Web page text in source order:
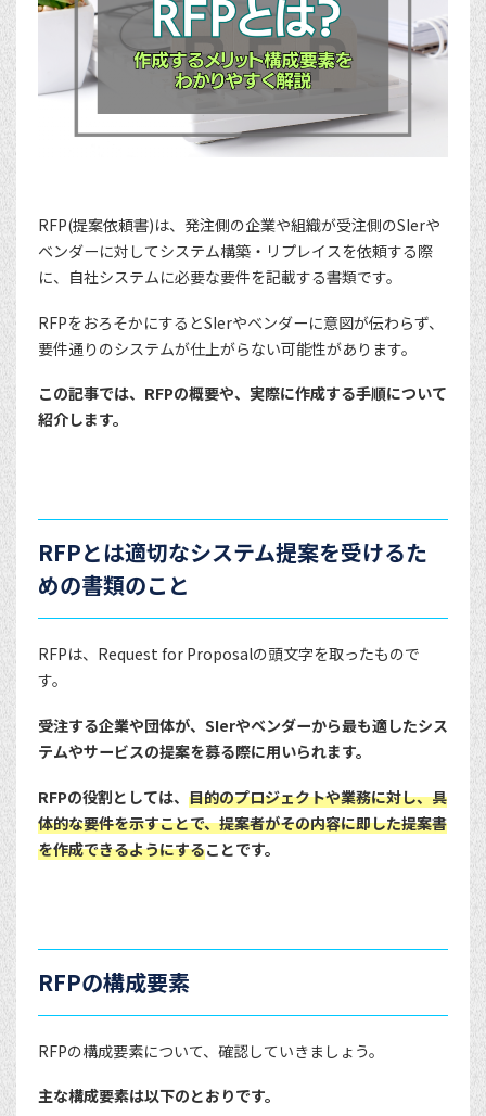
RFP(提案依頼書)は、発注側の企業や組織が受注側のSIerや
ベンダーに対してシステム構築・リプレイスを依頼する際
に、自社システムに必要な要件を記載する書類です。
RFPをおろそかにするとSIerやベンダーに意図が伝わらず、
要件通りのシステムが仕上がらない可能性があります。
この記事では、RFPの概要や、実際に作成する手順について
紹介します。
RFPとは適切なシステム提案を受けるた
めの書類のこと
RFPは、Request for Proposalの頭文字を取ったもので
す。
受注する企業や団体が、SIerやベンダーから最も適したシス
テムやサービスの提案を募る際に用いられます。
RFPの役割としては、 目的のプロジェクトや業務に対し、具
体的な要件を示すことで、提案者がその内容に即した提案書
を作成できるようにすることです。
RFPの構成要素
RFPの構成要素について、確認していきましょう。
主な構成要素は以下のとおりです。